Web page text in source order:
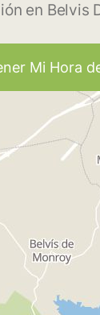
en Belvis
Mi Hora